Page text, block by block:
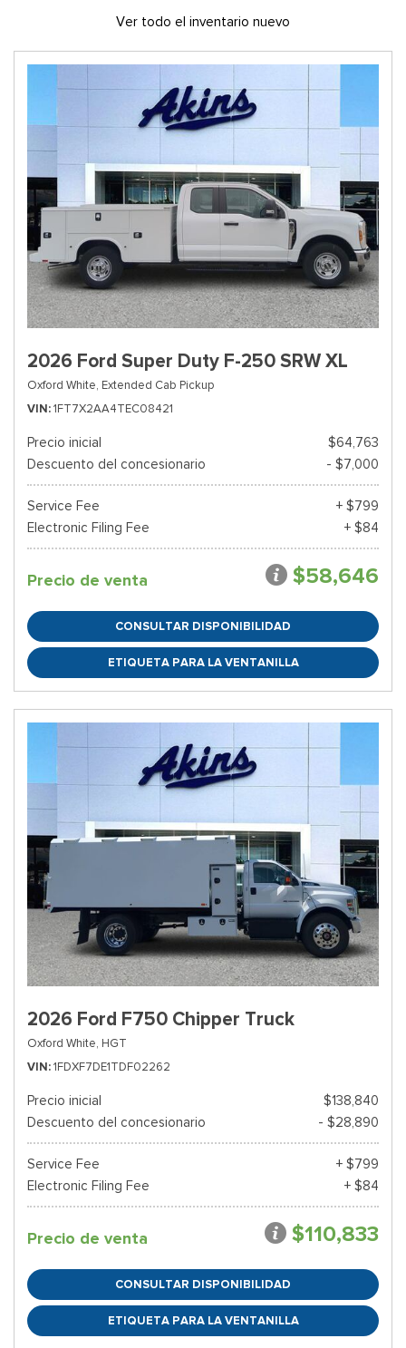
Ver todo el inventario nuevo
2026 Ford Super Duty F-250 SRW XL
Oxford White, Extended Cab Pickup
VIN 1FT7X2AA4TEC08421
Precio inicial
$64,763
Descuento del concesionario
- $7,000
Service Fee
+ $799
Electronic Filing Fee
+ $84
Precio de venta $58,646
CONSULTAR DISPONIBILIDAD
ETIQUETA PARA LA VENTANILLA
2026 Ford F750 Chipper Truck
Oxford White, HGT
VIN 1FDXF7DE1TDF02262
Precio inicial
$138,840
Descuento del concesionario
- $28,890
Service Fee
+ $799
Electronic Filing Fee
+ $84
Precio de venta $110,833
CONSULTAR DISPONIBILIDAD
ETIQUETA PARA LA VENTANILLA